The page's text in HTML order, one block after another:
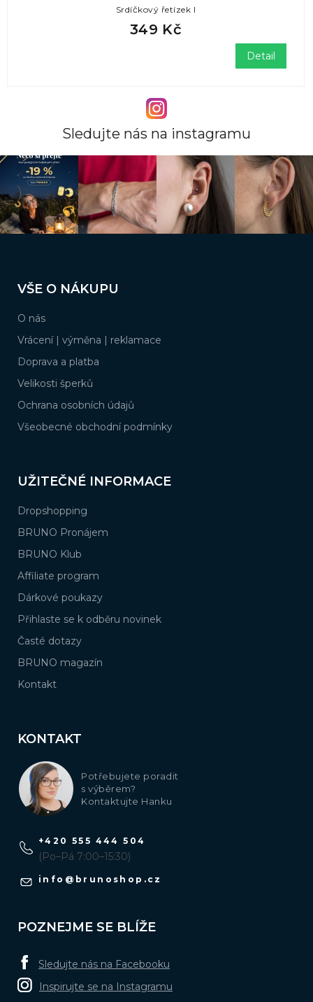
Srdíčkový řetízek I
349 Kč
Detail
Sledujte nás na instagramu
pVŠE O NÁKUPU
O nás
Vrácení | výměna | reklamace
Doprava a platba
Velikosti šperků
Ochrana osobních údajů
Všeobecné obchodní podmínky
UŽITEČNÉ INFORMACE
Dropshopping
BRUNO Pronájem
BRUNO Klub
Affiliate program
Dárkové poukazy
Přihlaste se k odběru novinek
Časté dotazy
BRUNO magazín
Kontakt
KONTAKT
Potřebujete poradit
s výběrem?
Kontaktujte Hanku
info @ brunoshop.cz
+420 555 444 504
(Po–Pá 7:00–15:30)
POZNEJME SE BLÍŽE
Sledujte nás na Facebooku
Inspirujte se na Instagramu